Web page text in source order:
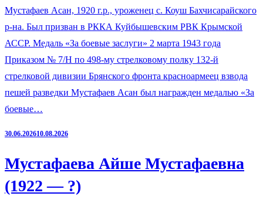
Мустафаев Асан, 1920 г.р., уроженец с. Коуш Бахчисарайского
р-на. Был призван в РККА Куйбышевским РВК Крымской
АССР. Медаль «За боевые заслуги» 2 марта 1943 года
Приказом № 7/Н по 498-му стрелковому полку 132-й
стрелковой дивизии Брянского фронта красноармеец взвода
пешей разведки Мустафаев Асан был награжден медалью «За
боевые…
30.06.202610.08.2026
Мустафаева Айше Мустафаевна
(1922 — ?)